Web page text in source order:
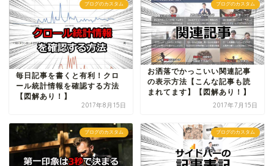
ブログのカスタム
毎日記事を書くと有利！クロ
ール統計情報を確認する方法
【図解あり！】
2017年8月15日
ブログのカスタム
お洒落でかっこいい関連記事
の表示方法【こんな記事も読
まれてます】【図解あり！】
2017年7月15日
ブログのカスタム ブログのカスタム